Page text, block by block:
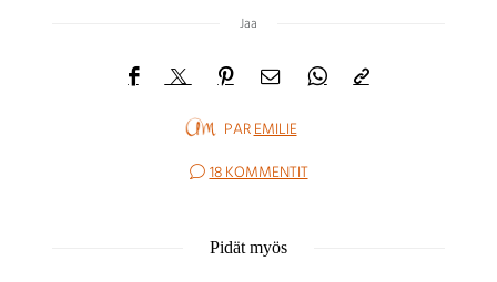
Jaa
PAREMILIE
18 KOMMENTIT
Pidät myös